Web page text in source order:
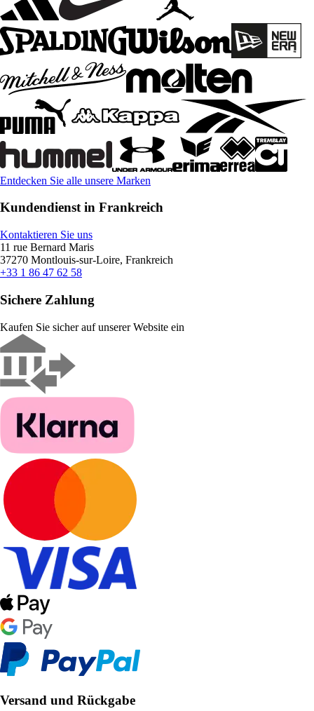
Entdecken Sie alle unsere Marken
Kundendienst in Frankreich
Kontaktieren Sie uns
11 rue Bernard Maris
37270 Montlouis-sur-Loire, Frankreich
+33 1 86 47 62 58
Sichere Zahlung
Kaufen Sie sicher auf unserer Website ein
Versand und Rückgabe